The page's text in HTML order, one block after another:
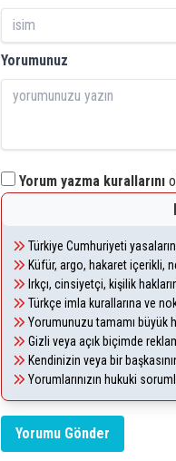
Yorumunuz
Yorum yazma kurallarını
Türkiye Cumhuriyeti
Küfür, argo, hakaret içerikli,
Irkçı, cinsiyetçi, kişilik
Türkçe imla kurallarına ve
Yorumunuzu tamamı büyük
Gizli veya açık biçimde
Kendinizin veya bir
Yorumlarınızın hukuki
Yorumu Gönder